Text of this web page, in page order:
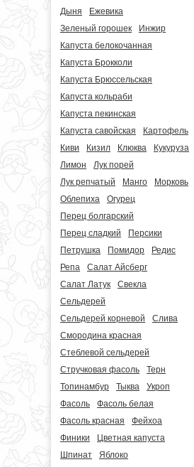
Дыня
Ежевика
Зеленый горошек
Инжир
Капуста белокочанная
Капуста Брокколи
Капуста Брюссельская
Капуста кольраби
Капуста пекинская
Капуста савойская
Картофель
Киви
Кизил Клюква
Кукуруза
Лимон
Лук порей
Лук репчатый
Манго
Морковь
Облепиха
Огурец
Перец болгарский
Перец сладкий
Персики
Петрушка
Помидор
Редис
Репа
Салат Айсберг
Салат Латук
Свекла
Сельдерей
Сельдерей корневой
Слива
Смородина красная
Стеблевой сельдерей
Стручковая фасоль
Терн
Топинамбур
Тыква
Укроп
Фасоль
Фасоль белая
Фасоль красная
Фейхоа
Финики
Цветная капуста
Шпинат
Яблоко